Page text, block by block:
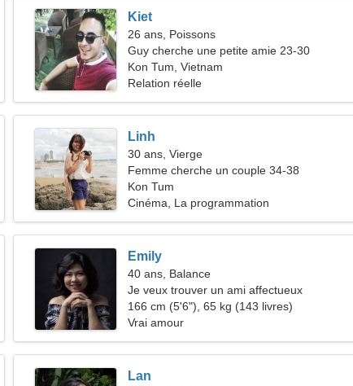
Kiet
26 ans, Poissons
Guy cherche une petite amie 23-30
Kon Tum, Vietnam
Relation réelle
Linh
30 ans, Vierge
Femme cherche un couple 34-38
Kon Tum
Cinéma, La programmation
Emily
40 ans, Balance
Je veux trouver un ami affectueux
166 cm (5'6"), 65 kg (143 livres)
Vrai amour
Lan